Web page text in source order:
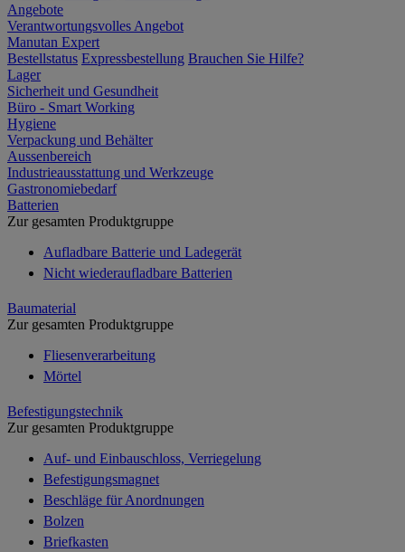
Angebote
Verantwortungsvolles Angebot
Manutan Expert
Bestellstatus Expressbestellung Brauchen Sie Hilfe?
Lager
Sicherheit und Gesundheit
Büro - Smart Working
Hygiene
Verpackung und Behälter
Aussenbereich
Industrieausstattung und Werkzeuge
Gastronomiebedarf
Batterien
Zur gesamten Produktgruppe
Aufladbare Batterie und Ladegerät
Nicht wiederaufladbare Batterien
Baumaterial
Zur gesamten Produktgruppe
Fliesenverarbeitung
Mörtel
Befestigungstechnik
Zur gesamten Produktgruppe
Auf- und Einbauschloss, Verriegelung
Befestigungsmagnet
Beschläge für Anordnungen
Bolzen
Briefkasten